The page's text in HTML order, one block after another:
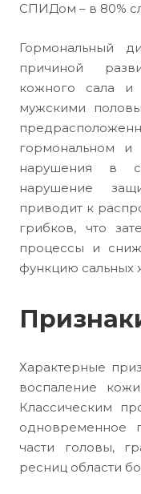
СПИДом – в 80%
Гормональный
причиной
кожного сала и
мужскими
гормональном и
нарушения в
нарушение
приводит к
грибков, что
процессы и
функцию сальных
Характерные
воспаление
Классическим
одновременное
части головы,
ресниц области